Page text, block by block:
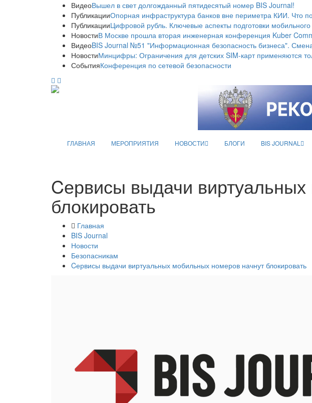
ВидеоВышел в свет долгожданный пятидесятый номер BIS Journal!
ПубликацииОпорная инфраструктура банков вне периметра КИИ. Что
ПубликацииЦифровой рубль. Ключевые аспекты подготовки
НовостиВ Москве прошла вторая инженерная конференция Kuber
ВидеоBIS Journal №51 "Информационная безопасность бизнеса".
НовостиМинцифры: Ограничения для детских SIM-карт применяются
СобытияКонференция по сетевой безопасности
ГЛАВНАЯ МЕРОПРИЯТИЯ НОВОСТИ БЛОГИ BIS JOURNAL
Cервисы выдачи
блокировать
Главная
BIS Journal
Новости
Безопасникам
Cервисы выдачи виртуальных мобильных номеров начнут блокировать